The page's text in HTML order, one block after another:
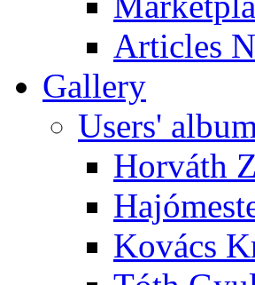
Articles
Gallery
Users'
Horváth
Kovács